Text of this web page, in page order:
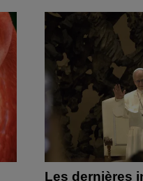
Les dernières